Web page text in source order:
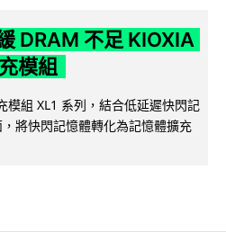
DRAM 不足 KIOXIA
模組
模組 XL1 系列，結合低延遲快閃記
，將快閃記憶體轉化為記憶體擴充